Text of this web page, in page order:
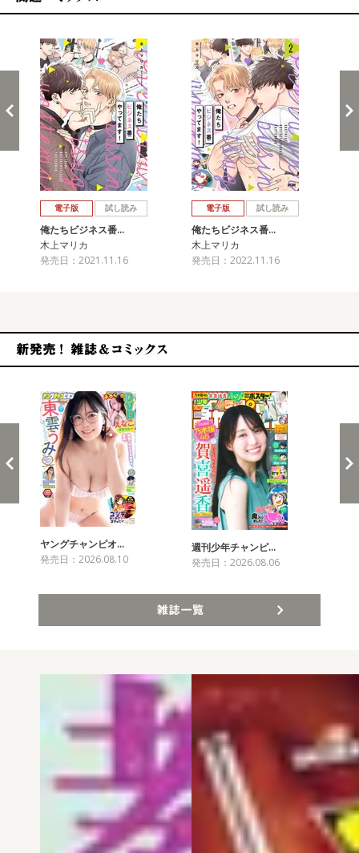
電子版 試し読み
俺たちビジネス番…
木上マリカ
発売日：2021.11.16
電子版 試し読み
俺たちビジネス番…
木上マリカ
発売日：2022.11.16
ヤングチャンピオ…
発売日：2026.08.10
週刊少年チャンピ…
発売日：2026.08.06